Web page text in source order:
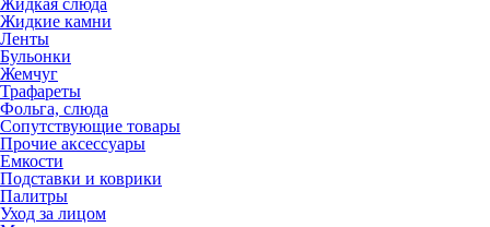
Жидкая слюда
Жидкие камни
Ленты
Бульонки
Жемчуг
Трафареты
Фольга, слюда
Сопутствующие товары
Прочие аксессуары
Емкости
Подставки и коврики
Палитры
Уход за лицом